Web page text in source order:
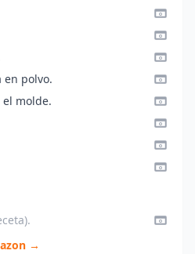
en polvo.
molde.
→